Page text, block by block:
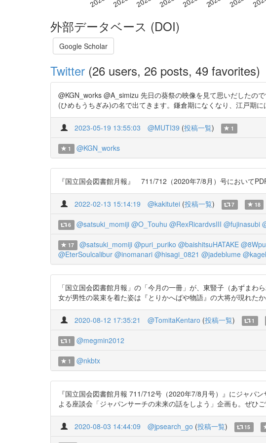
外部データベース (DOI)
Google Scholar
Twitter (26 users, 26 posts, 49 favorites)
@KGN_works @A_simizu 先日の葵祭の映像を見て思いだしたの
(ひめもうちぎみ)の名で出てきます。鎌倉期になくなり、江戸期
2023-05-19 13:55:03 @MUTI39 (投稿一覧) 1
1 @KGN_works
『国立国会図書館月報』 711/712（2020年7/8月）号において
2022-02-13 15:14:19 @kakitutei (投稿一覧) 7 18
6 @satsuki_momiji @O_Touhu @RexRicardvsIII @fujinasubi
17 @satsuki_momiji @puri_puriko @baishitsuHATAKE
@EterSoulcalibur @inomanari @hisagi_0821 @jadeblume
「国立国会図書館月報」の「今月の一冊」が、東豎子（あずま
女が男性の装束を着た姿は『とりかへばや物語』の大将が現れた
2020-08-12 17:35:21 @TomitaKentaro (投稿一覧) 1
1 @megmin2012
1 @nkbtx
『国立国会図書館月報 711/712号（2020年7/8月号）』にジャパ
よる座談会「ジャパンサーチの未来の話をしよう」企画も。ぜひ
2020-08-03 14:44:09 @jpsearch_go (投稿一覧) 15